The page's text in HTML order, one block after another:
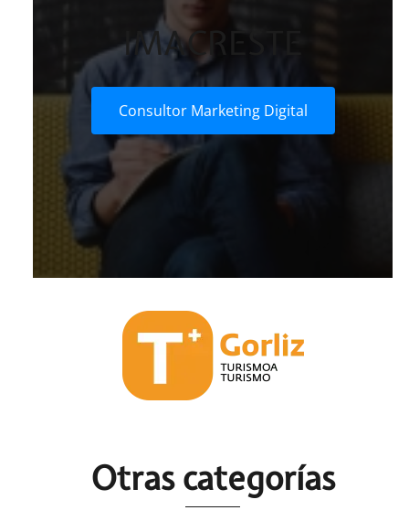
IMACRESTE
Consultor Marketing Digital
Otras categorías